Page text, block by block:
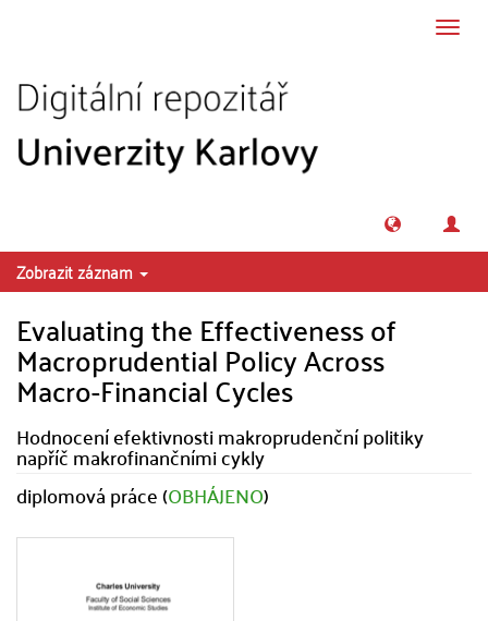
Zobrazit záznam
Evaluating the Effectiveness of
Macroprudential Policy Across
Macro-Financial Cycles
Hodnocení efektivnosti makroprudenční politiky
napříč makrofinančními cykly
diplomová práce (OBHÁJENO)